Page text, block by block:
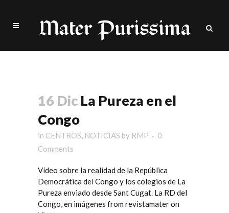
16 Dic La Pureza en el
Congo
in CENTROS, NOTICIAS by RMP
0
Comments
Vídeo sobre la realidad de la República
Democrática del Congo y los colegios de La
Pureza enviado desde Sant Cugat. La RD del
Congo, en imágenes from revistamater on